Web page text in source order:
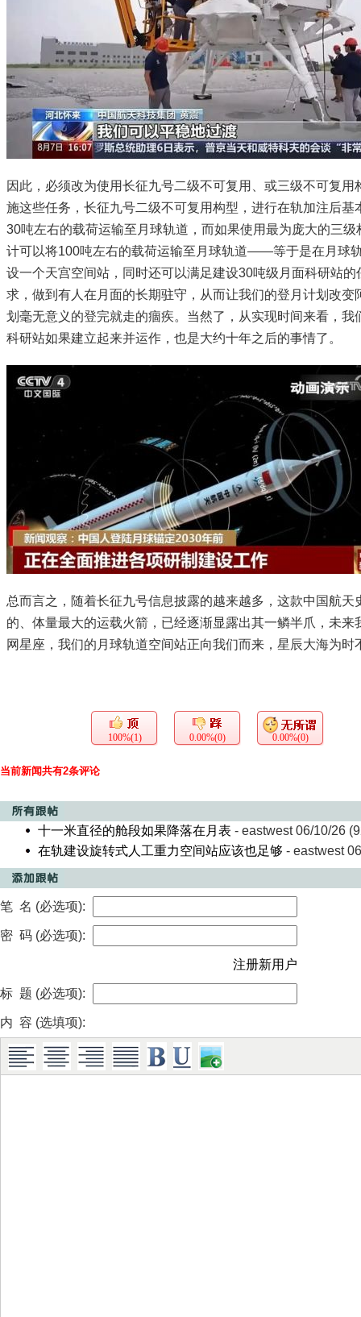
因此，必须改为使用长征九号二级不可复用、或三级不可复用
施这些任务，长征九号二级不可复用构型，进行在轨加注后基
30吨左右的载荷运输至月球轨道，而如果使用最为庞大的三级
计可以将100吨左右的载荷运输至月球轨道——等于是在月球
设一个天宫空间站，同时还可以满足建设30吨级月面科研站的
求，做到有人在月面的长期驻守，从而让我们的登月计划改变
划毫无意义的登完就走的痼疾。当然了，从实现时间来看，我
科研站如果建立起来并运作，也是大约十年之后的事情了。
总而言之，随着长征九号信息披露的越来越多，这款中国航天
的、体量最大的运载火箭，已经逐渐显露出其一鳞半爪，未来
网星座，我们的月球轨道空间站正向我们而来，星辰大海为时
100%(1) 0.00%(0) 0.00%(0)
当前新闻共有2条评论
十一米直径的舱段如果降落在月表 - eastwest 06/10/26
在轨建设旋转式人工重力空间站应该也足够 - eastwest
笔 名 (必选项):
密 码 (必选项):
注册新用户
标 题 (必选项):
内 容 (选填项):